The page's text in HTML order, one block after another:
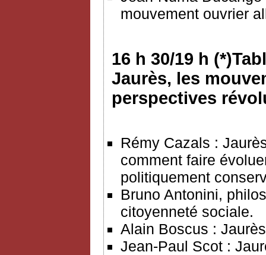
mouvement ouvrier
16 h 30/19 h
Jaurès, les
perspectives
Rémy Cazals :
comment faire
politiquement
Bruno Antonini,
citoyenneté sociale.
Alain Boscus :
Jean-Paul Scot :